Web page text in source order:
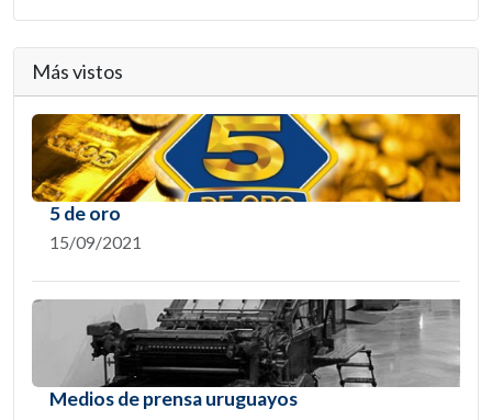
Más vistos
5 de oro
15/09/2021
Medios de prensa uruguayos